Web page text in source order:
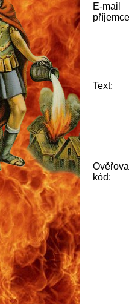
E-mail
Text:
kód: